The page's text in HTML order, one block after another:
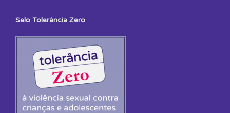
Selo Tolerância Zero